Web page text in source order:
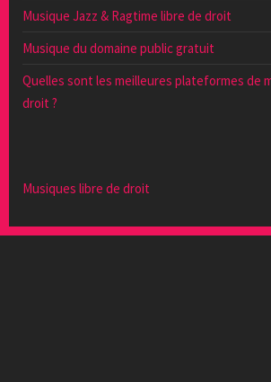
Musique Jazz & Ragtime libre de droit
Musique du domaine public gratuit
Quelles sont les meilleures plateformes de
droit ?
Musiques libre de droit